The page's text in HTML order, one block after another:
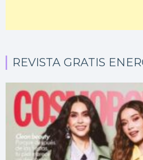
REVISTA GRATIS